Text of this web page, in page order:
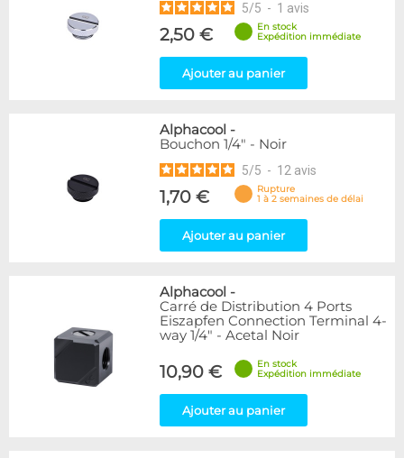
5/5 - 1 avis
2,50 €
En stock
Expédition immédiate
Ajouter au panier
Alphacool -
Bouchon 1/4" - Noir
5/5 - 12 avis
1,70 €
Rupture
1 à 2 semaines de délai
Ajouter au panier
Alphacool -
Carré de Distribution 4 Ports
Eiszapfen Connection Terminal 4-
way 1/4" - Acetal Noir
10,90 €
En stock
Expédition immédiate
Ajouter au panier